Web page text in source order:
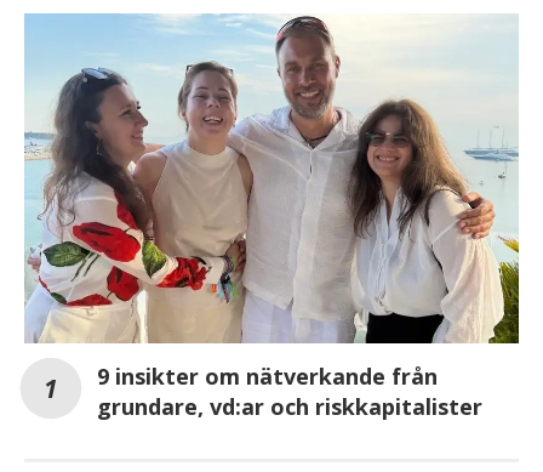
9 insikter om nätverkande från
grundare, vd:ar och riskkapitalister